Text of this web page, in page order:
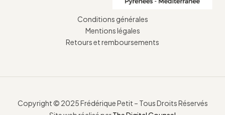
Conditions générales
Mentions légales
Retours et remboursements
Copyright © 2025 Frédérique Petit – Tous Droits Réservés